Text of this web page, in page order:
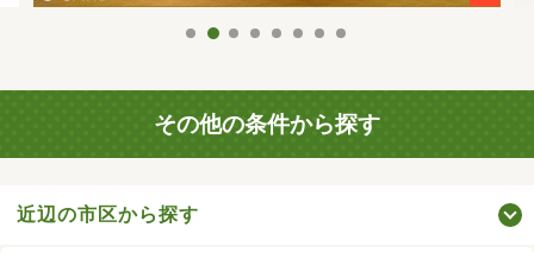
その他の条件から探す
近辺の市区から探す